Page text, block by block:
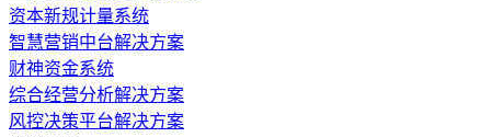
资本新规计量系统
智慧营销中台解决方案
财神资金系统
综合经营分析解决方案
风控决策平台解决方案